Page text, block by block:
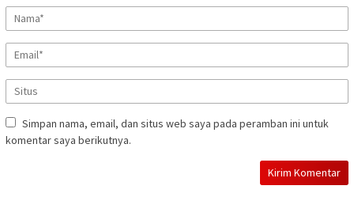
Simpan nama, email, dan situs web saya pada peramban ini untuk
komentar saya berikutnya.